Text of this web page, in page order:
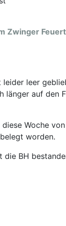
Zwinger
leider leer
länger auf den
Woche
worden.
die BH